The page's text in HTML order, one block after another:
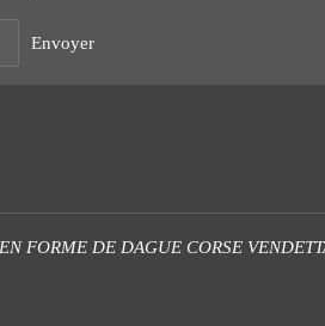
Envoyer
FORME DE DAGUE CORSE